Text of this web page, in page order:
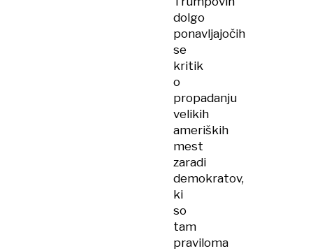
dolgo
ponavljajočih
se
kritik
o
propadanju
velikih
ameriških
mest
zaradi
demokratov,
ki
so
tam
praviloma